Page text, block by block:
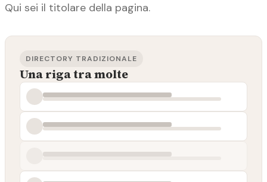
Qui sei il titolare della pagina.
DIRECTORY TRADIZIONALE
Una riga tra molte